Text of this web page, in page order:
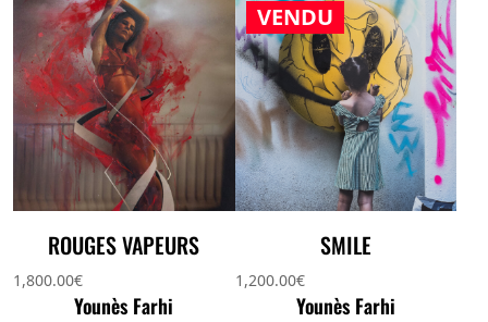
ROUGES VAPEURS
1,800.00€
Younès Farhi
VENDU
SMILE
1,200.00€
Younès Farhi